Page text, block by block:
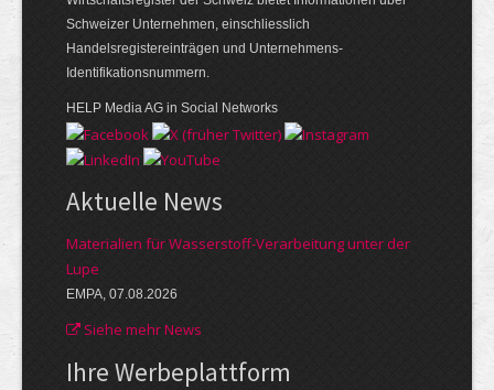
Schweizer Unternehmen, einschliesslich
Handelsregistereinträgen und Unternehmens-
Identifikationsnummern.
HELP Media AG in Social Networks
Aktuelle News
Materialien für Wasserstoff-Verarbeitung unter der
Lupe
EMPA, 07.08.2026
Siehe mehr News
Ihre Werbe­plattform